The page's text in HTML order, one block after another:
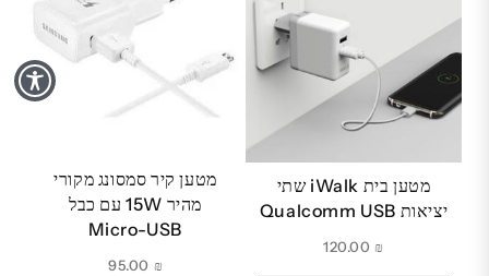
מטען בית iWalk שתי
יציאות Qualcomm USB
₪
מטען קיר סמסונג מקורי
מהיר 15W עם כבל
Micro-USB
₪